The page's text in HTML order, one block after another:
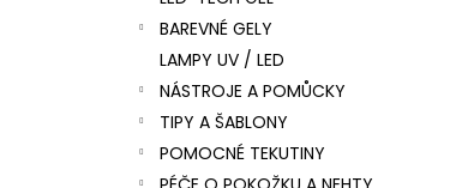
BAREVNÉ GELY
LAMPY UV / LED
NÁSTROJE A POMŮCKY
TIPY A ŠABLONY
POMOCNÉ TEKUTINY